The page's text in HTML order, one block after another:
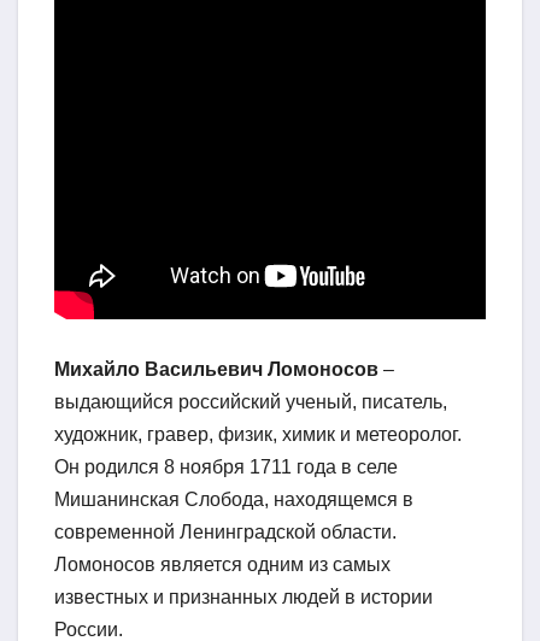
Михайло Васильевич Ломоносов –
выдающийся российский ученый, писатель,
художник, гравер, физик, химик и метеоролог.
Он родился 8 ноября 1711 года в селе
Мишанинская Слобода, находящемся в
современной Ленинградской области.
Ломоносов является одним из самых
известных и признанных людей в истории
России.